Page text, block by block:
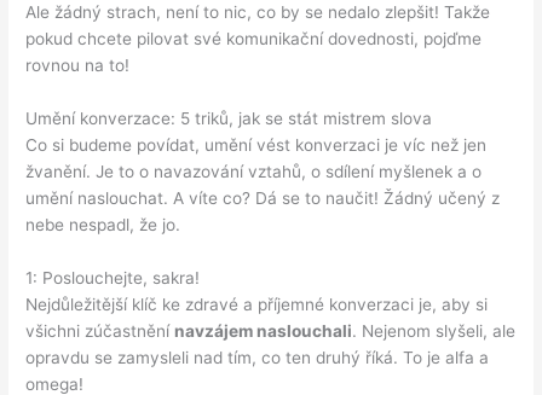
Ale žádný strach, není to nic, co by se nedalo zlepšit! Takže
pokud chcete pilovat své komunikační dovednosti, pojďme
rovnou na to!
Umění konverzace: 5 triků, jak se stát mistrem slova
Co si budeme povídat, umění vést konverzaci je víc než jen
žvanění. Je to o navazování vztahů, o sdílení myšlenek a o
umění naslouchat. A víte co? Dá se to naučit! Žádný učený z
nebe nespadl, že jo.
1: Poslouchejte, sakra!
Nejdůležitější klíč ke zdravé a příjemné konverzaci je, aby si
všichni zúčastnění navzájem naslouchali. Nejenom slyšeli, ale
opravdu se zamysleli nad tím, co ten druhý říká. To je alfa a
omega!